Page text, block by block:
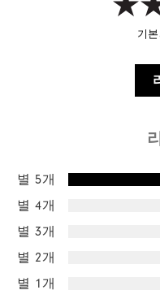
기
별 5개
별 4개
별 3개
별 2개
별 1개